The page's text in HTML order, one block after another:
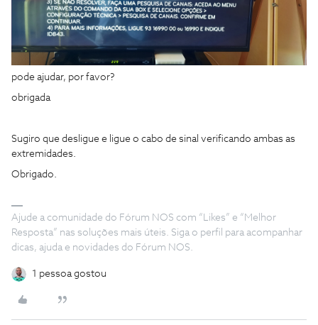
pode ajudar, por favor?
obrigada
Sugiro que desligue e ligue o cabo de sinal verificando ambas as
extremidades.
Obrigado.
Ajude a comunidade do Fórum NOS com “Likes” e “Melhor
Resposta” nas soluções mais úteis. Siga o perfil para acompanhar
dicas, ajuda e novidades do Fórum NOS.
1 pessoa gostou